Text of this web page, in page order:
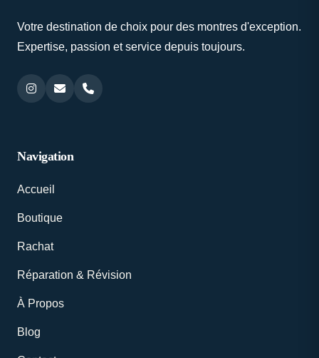
Votre destination de choix pour des montres d'exception.
Expertise, passion et service depuis toujours.
Navigation
Accueil
Boutique
Rachat
Réparation & Révision
À Propos
Blog